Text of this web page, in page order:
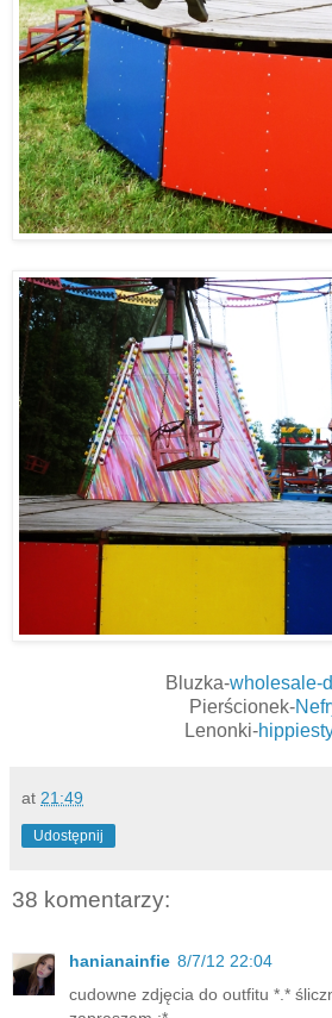
Bluzka-wholesale-
Pierścionek-
Lenonki-
at 21:49
Udostępnij
38 komentarzy:
hanianainfie 8/7/12 22:04
cudowne zdjęcia do outfitu *.*